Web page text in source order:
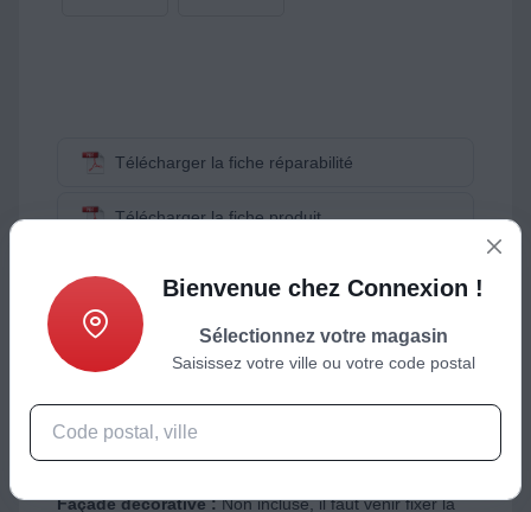
Télécharger la fiche réparabilité
Télécharger la fiche produit
DISPO. DES PIÈCES DÉTACHÉES : 15 ANS
Installation
Type d'installation :
Façade décorative :Non incluse, il faut venir fixer la
Bienvenue chez Connexion !
Sélectionnez votre magasin
Saisissez votre ville ou votre code postal